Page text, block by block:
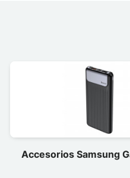
Accesorios Samsung